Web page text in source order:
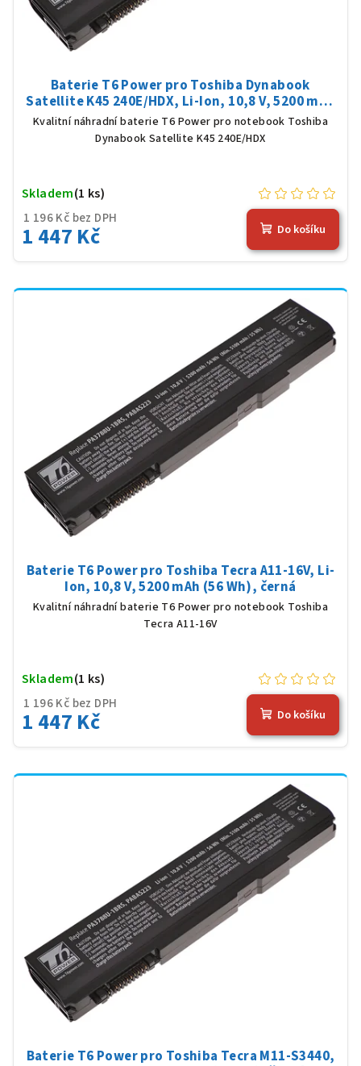
Baterie T6 Power pro Toshiba Dynabook
Satellite K45 240E/HDX, Li-Ion, 10,8 V, 5200 mAh
(56 Wh), černá
Kvalitní náhradní baterie T6 Power pro notebook Toshiba
Dynabook Satellite K45 240E/HDX
1 196 Kč bez DPH
1 447 Kč
Skladem(1 ks)
Do košíku
Baterie T6 Power pro Toshiba Tecra A11-16V, Li-
Ion, 10,8 V, 5200 mAh (56 Wh), černá
Kvalitní náhradní baterie T6 Power pro notebook Toshiba
Tecra A11-16V
1 196 Kč bez DPH
1 447 Kč
Skladem(1 ks)
Do košíku
Baterie T6 Power pro Toshiba Tecra M11-S3440,